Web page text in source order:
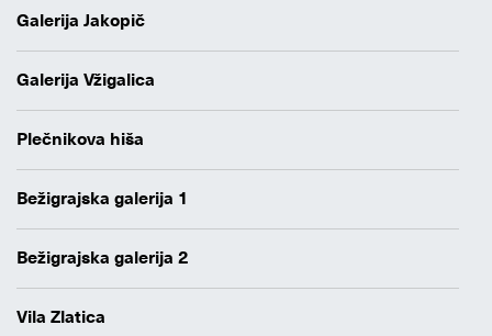
Galerija Jakopič
Galerija Vžigalica
Plečnikova hiša
Bežigrajska galerija 1
Bežigrajska galerija 2
Vila Zlatica